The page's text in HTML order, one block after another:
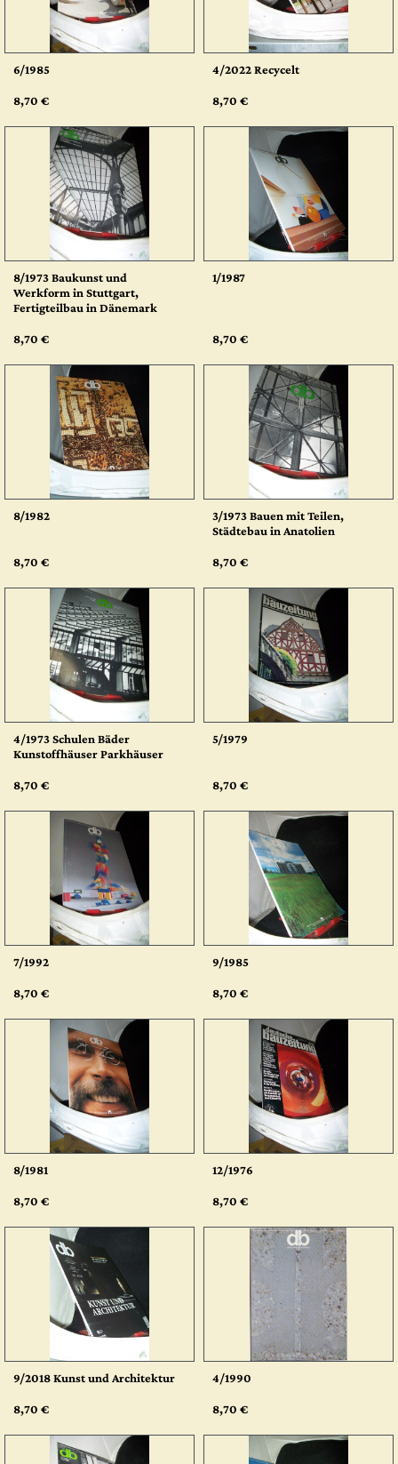
6/1985
8,70 €
4/2022 Recycelt
8,70 €
8/1973 Baukunst und
Werkform in Stuttgart,
Fertigteilbau in Dänemark
8,70 €
1/1987
8,70 €
8/1982
8,70 €
3/1973 Bauen mit Teilen,
Städtebau in Anatolien
8,70 €
4/1973 Schulen Bäder
Kunstoffhäuser Parkhäuser
8,70 €
5/1979
8,70 €
7/1992
8,70 €
9/1985
8,70 €
8/1981
8,70 €
12/1976
8,70 €
9/2018 Kunst und Architektur
8,70 €
4/1990
8,70 €